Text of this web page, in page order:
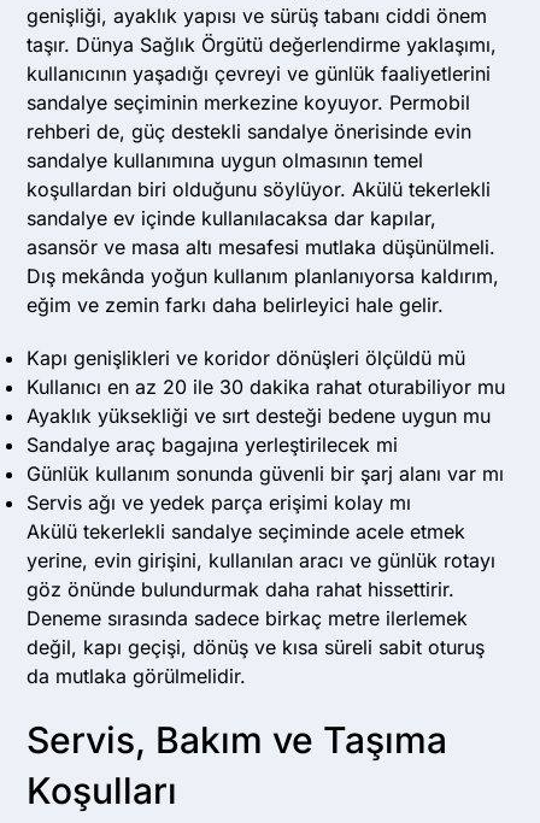
genişliği, ayaklık yapısı ve sürüş tabanı ciddi önem
taşır. Dünya Sağlık Örgütü değerlendirme yaklaşımı,
kullanıcının yaşadığı çevreyi ve günlük faaliyetlerini
sandalye seçiminin merkezine koyuyor. Permobil
rehberi de, güç destekli sandalye önerisinde evin
sandalye kullanımına uygun olmasının temel
koşullardan biri olduğunu söylüyor. Akülü tekerlekli
sandalye ev içinde kullanılacaksa dar kapılar,
asansör ve masa altı mesafesi mutlaka düşünülmeli.
Dış mekânda yoğun kullanım planlanıyorsa kaldırım,
eğim ve zemin farkı daha belirleyici hale gelir.
Kapı genişlikleri ve koridor dönüşleri ölçüldü mü
Kullanıcı en az 20 ile 30 dakika rahat oturabiliyor mu
Ayaklık yüksekliği ve sırt desteği bedene uygun mu
Sandalye araç bagajına yerleştirilecek mi
Günlük kullanım sonunda güvenli bir şarj alanı var mı
Servis ağı ve yedek parça erişimi kolay mı
Akülü tekerlekli sandalye seçiminde acele etmek
yerine, evin girişini, kullanılan aracı ve günlük rotayı
göz önünde bulundurmak daha rahat hissettirir.
Deneme sırasında sadece birkaç metre ilerlemek
değil, kapı geçişi, dönüş ve kısa süreli sabit oturuş
da mutlaka görülmelidir.
Servis, Bakım ve Taşıma
Koşulları